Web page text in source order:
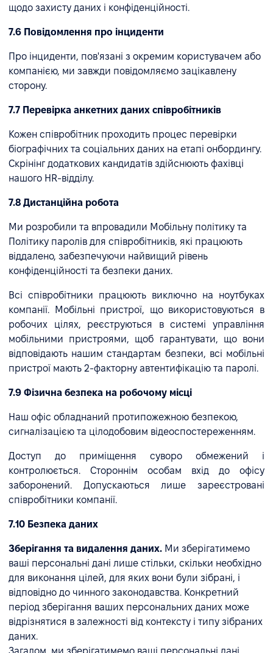
щодо захисту даних і конфіденційності.
7.6 Повідомлення про інциденти
Про інциденти, пов'язані з окремим користувачем або
компанією, ми завжди повідомляємо зацікавлену
сторону.
7.7 Перевірка анкетних даних співробітників
Кожен співробітник проходить процес перевірки
біографічних та соціальних даних на етапі онбордингу.
Скрінінг додаткових кандидатів здійснюють фахівці
нашого HR-відділу.
7.8 Дистанційна робота
Ми розробили та впровадили Мобільну політику та
Політику паролів для співробітників, які працюють
віддалено, забезпечуючи найвищий рівень
конфіденційності та безпеки даних.
Всі співробітники працюють виключно на ноутбуках
компанії. Мобільні пристрої, що використовуються в
робочих цілях, реєструються в системі управління
мобільними пристроями, щоб гарантувати, що вони
відповідають нашим стандартам безпеки, всі мобільні
пристрої мають 2-факторну автентифікацію та паролі.
7.9 Фізична безпека на робочому місці
Наш офіс обладнаний протипожежною безпекою,
сигналізацією та цілодобовим відеоспостереженням.
Доступ до приміщення суворо обмежений і
контролюється. Стороннім особам вхід до офісу
заборонений. Допускаються лише зареєстровані
співробітники компанії.
7.10 Безпека даних
Зберігання та видалення даних. Ми зберігатимемо
ваші персональні дані лише стільки, скільки необхідно
для виконання цілей, для яких вони були зібрані, і
відповідно до чинного законодавства. Конкретний
період зберігання ваших персональних даних може
відрізнятися в залежності від контексту і типу зібраних
даних.
Загалом, ми зберігатимемо ваші персональні дані